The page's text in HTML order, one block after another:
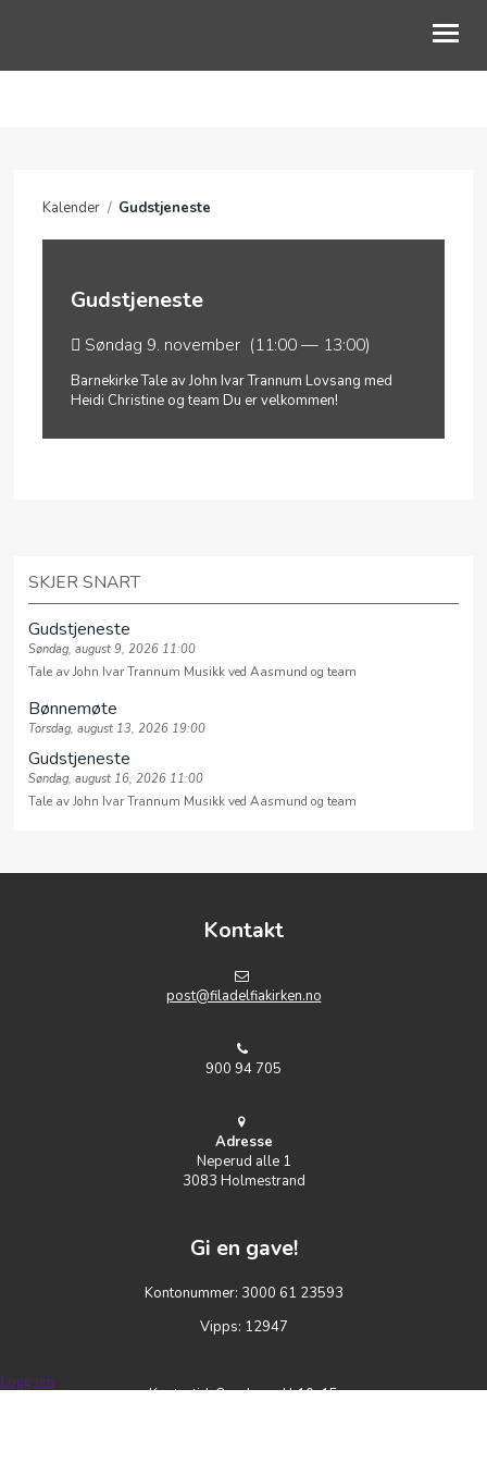
KALENDER
Kalender / Gudstjeneste
Gudstjeneste
Søndag 9. november (11:00 — 13:00)
Barnekirke Tale av John Ivar Trannum Lovsang med
Heidi Christine og team Du er velkommen!
SKJER SNART
Gudstjeneste
Søndag, august 9, 2026 11:00
Tale av John Ivar Trannum Musikk ved Aasmund og team
Bønnemøte
Torsdag, august 13, 2026 19:00
Gudstjeneste
Søndag, august 16, 2026 11:00
Tale av John Ivar Trannum Musikk ved Aasmund og team
Kontakt
post@filadelfiakirken.no
900 94 705
Adresse
Neperud alle 1
3083 Holmestrand
Gi en gave!
Kontonummer: 3000 61 23593
Vipps: 12947
Kontortid: Onsdager kl 10-15
Logg inn